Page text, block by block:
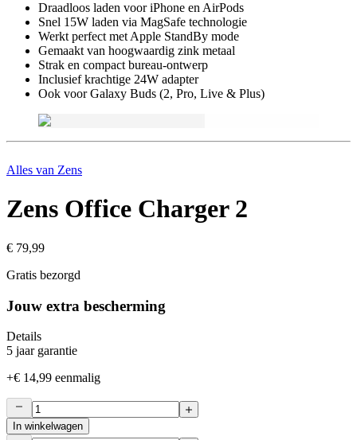
Draadloos laden voor iPhone en AirPods
Snel 15W laden via MagSafe technologie
Werkt perfect met Apple StandBy mode
Gemaakt van hoogwaardig zink metaal
Strak en compact bureau-ontwerp
Inclusief krachtige 24W adapter
Ook voor Galaxy Buds (2, Pro, Live & Plus)
Alles van Zens
Zens Office Charger 2
€ 79,99
Gratis bezorgd
Jouw extra bescherming
Details
5 jaar garantie
+€ 14,99 eenmalig
In winkelwagen